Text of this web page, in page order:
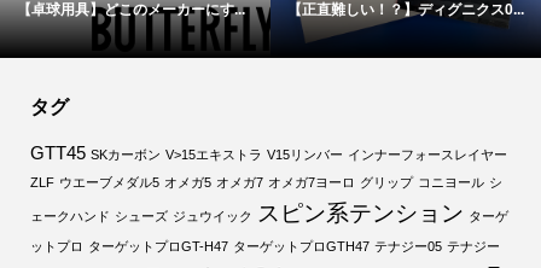
【卓球用具】どこのメーカーにす... 【正直難しい！？】ディグニクス0...
タグ
GTT45 SKカーボン V>15エキストラ V15リンバー インナーフォースレイヤー
ZLF ウエーブメダル5 オメガ5 オメガ7 オメガ7ヨーロ グリップ コニヨール シ
ェークハンド シューズ ジュウイック スピン系テンション ターゲ
ットプロ ターゲットプロGT-H47 ターゲットプロGTH47 テナジー05 テナジー